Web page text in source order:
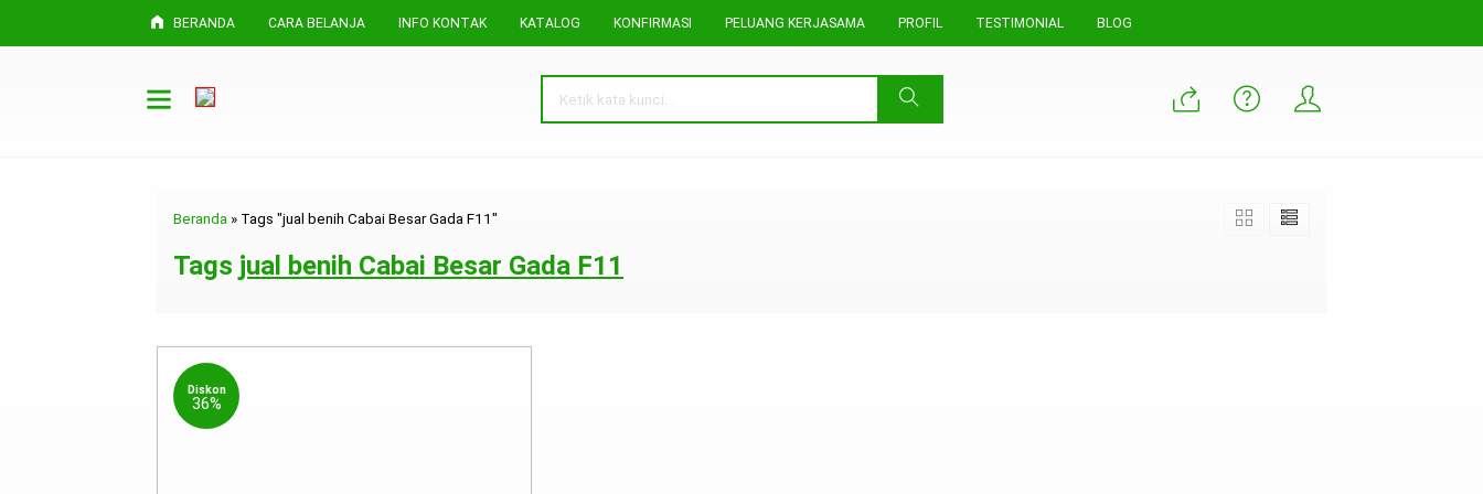
BERANDA CARA BELANJA INFO KONTAK KATALOG KONFIRMASI PELUANG KERJASAMA PROFIL TESTIMONIAL BLOG
Beranda » Tags "jual benih Cabai Besar Gada F11"
Tags jual benih Cabai Besar Gada F11
Diskon
36%